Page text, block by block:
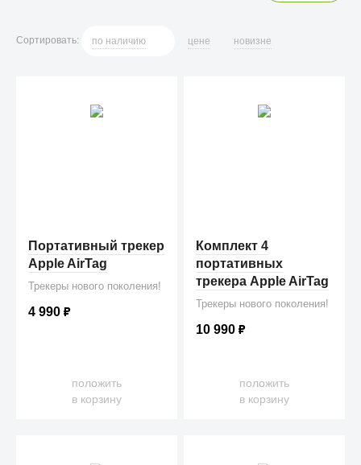
Сортировать: по наличию цене новизне
Портативный трекер
Apple AirTag
Трекеры нового поколения!
4 990₽
положить
в корзину
Комплект 4
портативных
трекера Apple AirTag
Трекеры нового поколения!
10 990₽
положить
в корзину